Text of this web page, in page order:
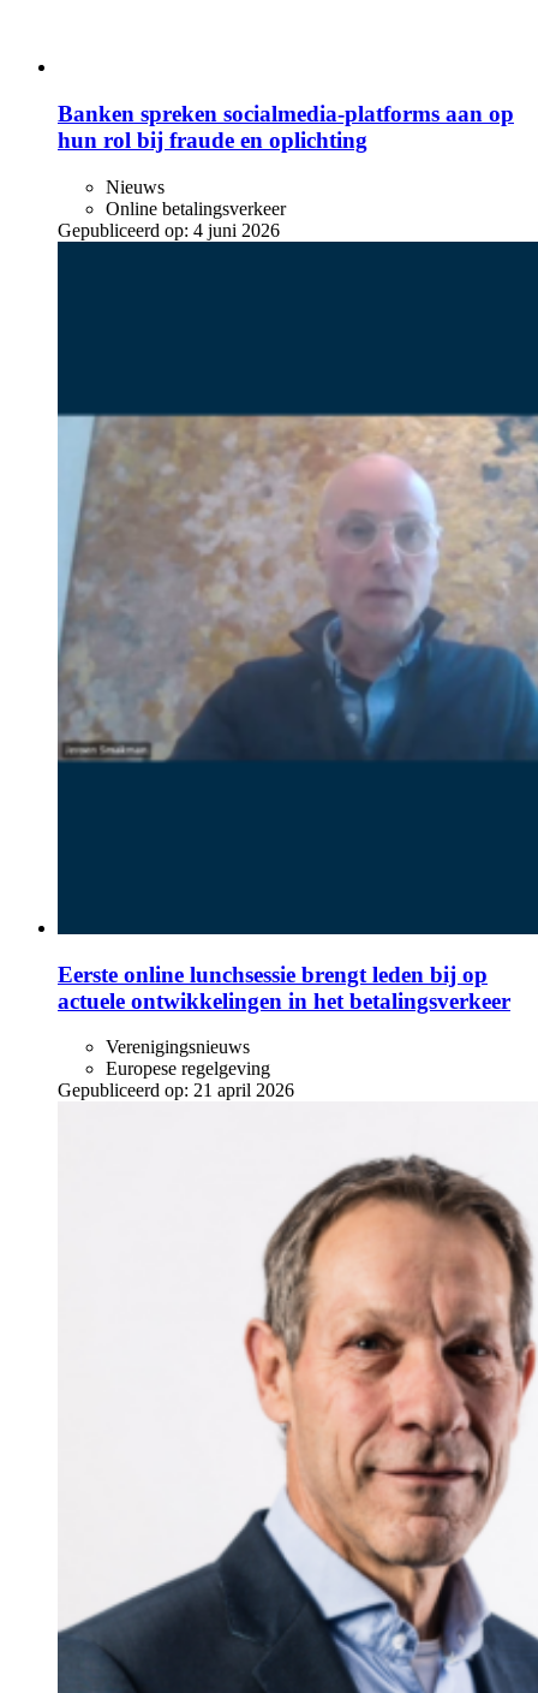
Banken spreken socialmedia-platforms aan op
hun rol bij fraude en oplichting
Nieuws
Online betalingsverkeer
Gepubliceerd op: 4 juni 2026
Eerste online lunchsessie brengt leden bij op
actuele ontwikkelingen in het betalingsverkeer
Verenigingsnieuws
Europese regelgeving
Gepubliceerd op: 21 april 2026